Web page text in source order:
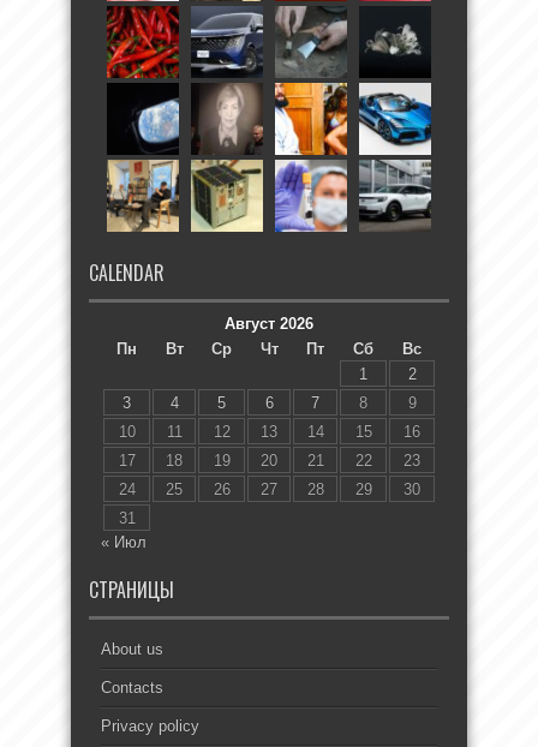
CALENDAR
Август 2026
Пн
Вт Ср Чт Пт Сб
Вс
1
2
3
4 5 6 7 8
9
10
11 12 13 14 15
16
17
18 19 20 21 22
23
24
25 26 27 28 29
30
31
« Июл
СТРАНИЦЫ
About us
Contacts
Privacy policy